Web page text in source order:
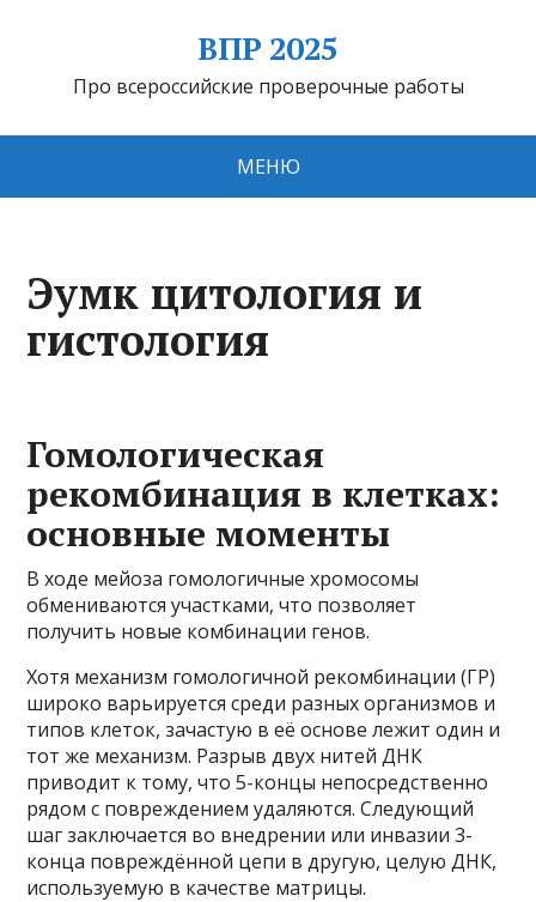
ВПР 2025
Про всероссийские проверочные работы
МЕНЮ
Эумк цитология и
гистология
Гомологическая
рекомбинация в клетках:
основные моменты
В ходе мейоза гомологичные хромосомы
обмениваются участками, что позволяет
получить новые комбинации генов.
Хотя механизм гомологичной рекомбинации (ГР)
широко варьируется среди разных организмов и
типов клеток, зачастую в её основе лежит один и
тот же механизм. Разрыв двух нитей ДНК
приводит к тому, что 5-концы непосредственно
рядом с повреждением удаляются. Следующий
шаг заключается во внедрении или инвазии 3-
конца повреждённой цепи в другую, целую ДНК,
используемую в качестве матрицы.